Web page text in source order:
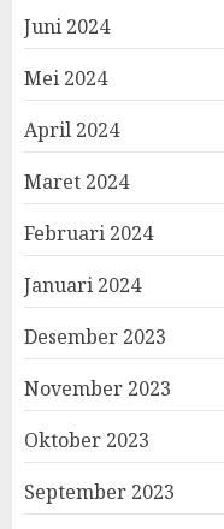
Juni 2024
Mei 2024
April 2024
Maret 2024
Februari 2024
Januari 2024
Desember 2023
November 2023
Oktober 2023
September 2023